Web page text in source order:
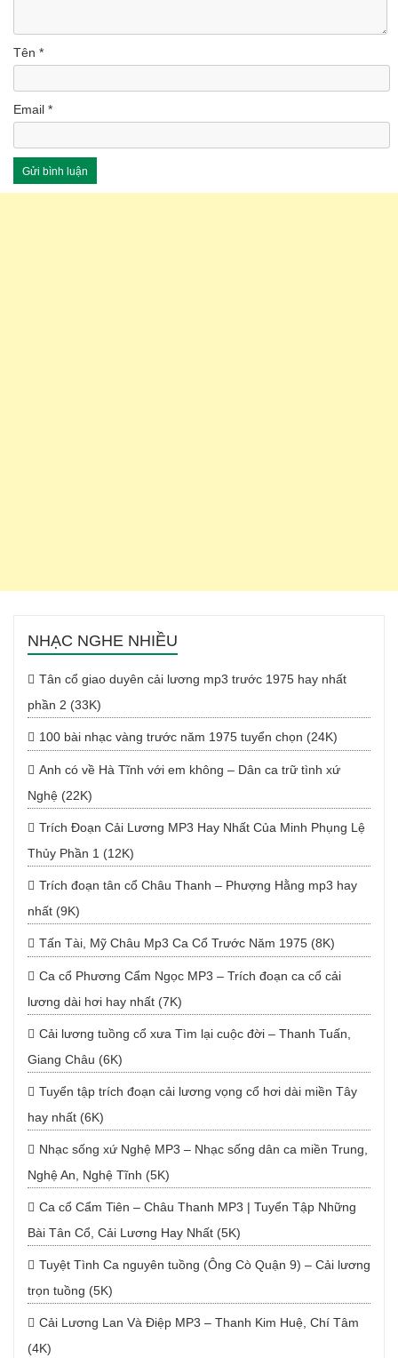
Tên *
Email *
NHẠC NGHE NHIỀU
Tân cổ giao duyên cải lương mp3 trước 1975 hay nhất
phần 2 (33K)
100 bài nhạc vàng trước năm 1975 tuyển chọn (24K)
Anh có về Hà Tĩnh với em không – Dân ca trữ tình xứ
Nghệ (22K)
Trích Đoạn Cải Lương MP3 Hay Nhất Của Minh Phụng Lệ
Thủy Phần 1 (12K)
Trích đoạn tân cổ Châu Thanh – Phượng Hằng mp3 hay
nhất (9K)
Tấn Tài, Mỹ Châu Mp3 Ca Cổ Trước Năm 1975 (8K)
Ca cổ Phương Cẩm Ngọc MP3 – Trích đoạn ca cổ cải
lương dài hơi hay nhất (7K)
Cải lương tuồng cổ xưa Tìm lại cuộc đời – Thanh Tuấn,
Giang Châu (6K)
Tuyển tập trích đoạn cải lương vọng cổ hơi dài miền Tây
hay nhất (6K)
Nhạc sống xứ Nghệ MP3 – Nhạc sống dân ca miền Trung,
Nghệ An, Nghệ Tĩnh (5K)
Ca cổ Cẩm Tiên – Châu Thanh MP3 | Tuyển Tập Những
Bài Tân Cổ, Cải Lương Hay Nhất (5K)
Tuyệt Tình Ca nguyên tuồng (Ông Cò Quận 9) – Cải lương
trọn tuồng (5K)
Cải Lương Lan Và Điệp MP3 – Thanh Kim Huệ, Chí Tâm
(4K)